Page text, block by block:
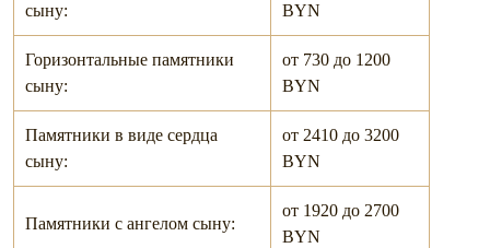
сыну:
BYN
Горизонтальные памятники
сыну:
от 730 до 1200
BYN
Памятники в виде сердца
сыну:
от 2410 до 3200
BYN
Памятники c ангелом сыну:
от 1920 до 2700
BYN